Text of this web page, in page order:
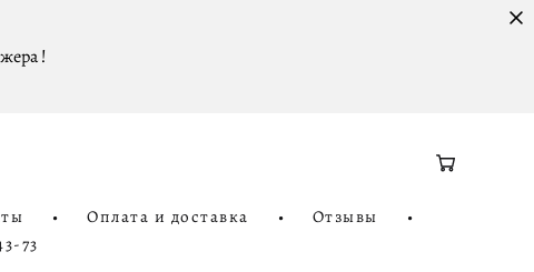
!
• Оплата и доставка • Отзывы
•
73